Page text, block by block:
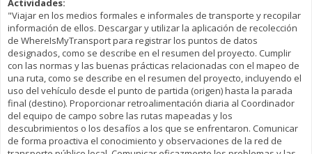
Actividades:
"Viajar en los medios formales e informales de transporte y recopilar
información de ellos. Descargar y utilizar la aplicación de recolección
de WhereIsMyTransport para registrar los puntos de datos
designados, como se describe en el resumen del proyecto. Cumplir
con las normas y las buenas prácticas relacionadas con el mapeo de
una ruta, como se describe en el resumen del proyecto, incluyendo el
uso del vehículo desde el punto de partida (origen) hasta la parada
final (destino). Proporcionar retroalimentación diaria al Coordinador
del equipo de campo sobre las rutas mapeadas y los
descubrimientos o los desafíos a los que se enfrentaron. Comunicar
de forma proactiva el conocimiento y observaciones de la red de